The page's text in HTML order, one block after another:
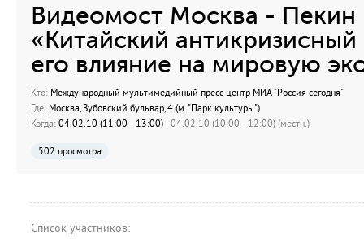
Видеомост Москва - Пекин
«Китайский
его влияние на мировую
Кто: Международный мультимедийный пресс-центр МИА "Россия сегодня"
Где: Москва, Зубовский бульвар, 4 (м. "Парк культуры")
Когда: 04.02.10 (11:00—13:00) | 04.02.10 (10:00—12:00) (местн.)
502 просмотра
Список участников: